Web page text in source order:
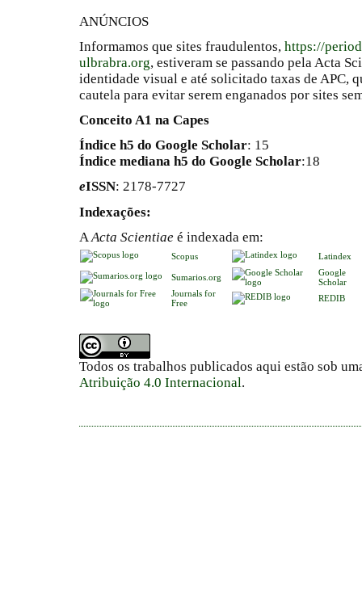
ANÚNCIOS
Informamos que sites fraudulentos, https://
ulbrabra.org, estiveram se passando pela Acta
identidade visual e até solicitado taxas de APC,
cautela para evitar serem enganados por sites
Conceito A1 na Capes
Índice h5 do Google Scholar: 15
Índice mediana h5 do Google Scholar:18
eISSN: 2178-7727
Indexações:
AActa Scientiae é indexada em:
Scopus Latindex
Sumarios.org
Google
Scholar
Journals for
Free
REDIB
Todos os trabalhos publicados aqui estão sob
Atribuição 4.0 Internacional.